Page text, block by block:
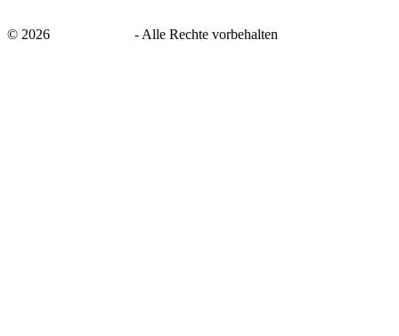
© 2026 - Alle Rechte vorbehalten